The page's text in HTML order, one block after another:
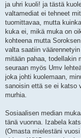
ja uhri kuoli! ja tästä
valtamediat ei tehneet
tuomittavaa, mutta
kuka ei, mikä muka on
kohteena mutta
valta saatiin
mitään pahaa, todellakin
seuraan myös Umv
joka johti kuolemaan,
sanoisin että se ei katso
murhia.
Sosiaalisen median
tänä vuonna. Izabela
(Omasta mielestäni